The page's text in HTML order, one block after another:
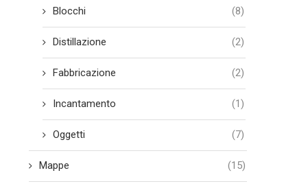
Blocchi (8)
Distillazione (2)
Fabbricazione (2)
Incantamento (1)
Oggetti (7)
Mappe (15)